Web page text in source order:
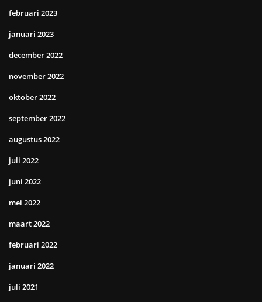
februari 2023
januari 2023
december 2022
november 2022
oktober 2022
september 2022
augustus 2022
juli 2022
juni 2022
mei 2022
maart 2022
februari 2022
januari 2022
juli 2021